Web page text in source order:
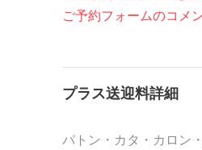
ご予約フォームのコメ
プラス送迎料詳細
パトン・カタ・カロン